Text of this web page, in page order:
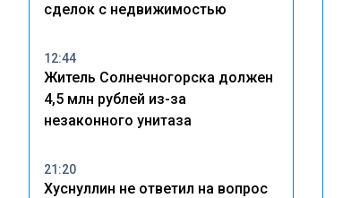
сделок с недвижимостью
12:44
Житель Солнечногорска должен
4,5 млн рублей из-за
незаконного унитаза
21:20
Хуснуллин не ответил на вопрос